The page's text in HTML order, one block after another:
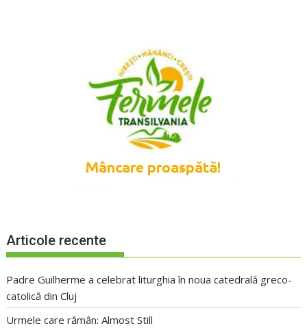
Articole recente
Padre Guilherme a celebrat liturghia în noua catedrală greco-
catolică din Cluj
Urmele care rămân: Almost Still